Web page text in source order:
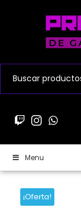
Menu
¡Oferta!